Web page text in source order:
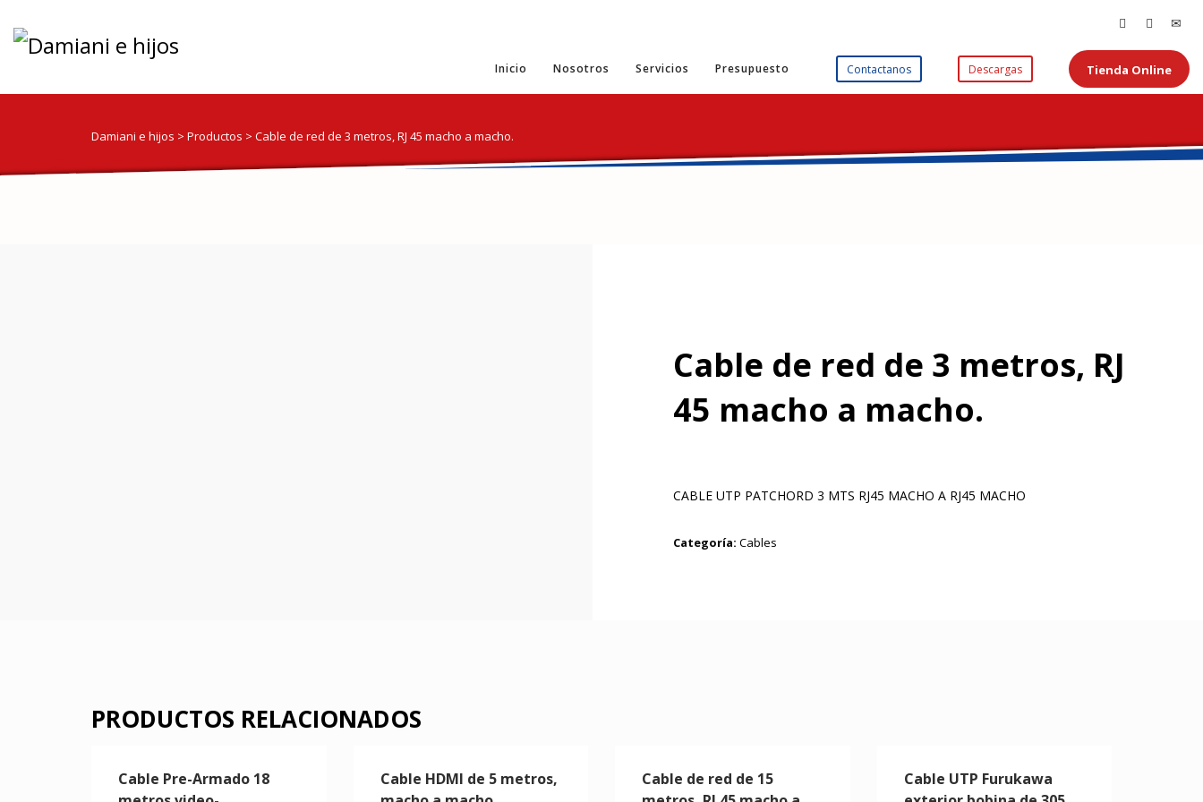
Inicio Nosotros Servicios Presupuesto Contactanos Descargas Tienda Online
Damiani e hijos > Productos > Cable de red de 3 metros, RJ 45 macho a macho.
Cable de red de 3 metros, RJ
45 macho a macho.
CABLE UTP PATCHORD 3 MTS RJ45 MACHO A RJ45 MACHO
Categoría: Cables
PRODUCTOS RELACIONADOS
Cable Pre-Armado 18
Cable HDMI de 5 metros,
Cable de red de 15
Cable UTP Furukawa